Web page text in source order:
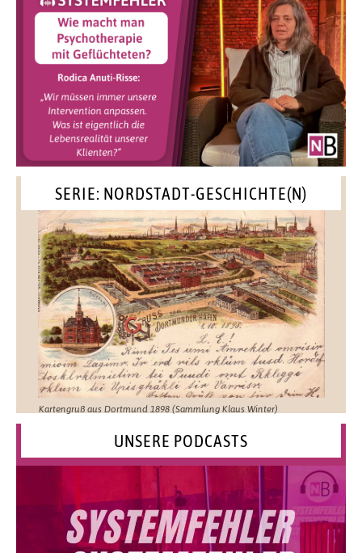
SERIE: NORDSTADT-GESCHICHTE(N)
Kartengruß aus Dortmund 1898 (Sammlung Klaus Winter)
UNSERE PODCASTS